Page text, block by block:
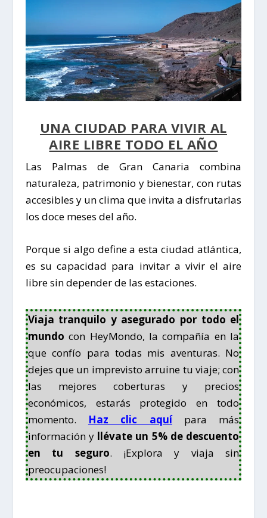
UNA CIUDAD PARA VIVIR AL
AIRE LIBRE TODO EL AÑO
Las Palmas de Gran Canaria combina
naturaleza, patrimonio y bienestar, con rutas
accesibles y un clima que invita a disfrutarlas
los doce meses del año.
Porque si algo define a esta ciudad atlántica,
es su capacidad para invitar a vivir el aire
libresin depender de las estaciones.
Viaja tranquilo y asegurado por todo el
mundo con HeyMondo, la compañía en la
que confío para todas mis aventuras. No
dejes que un imprevisto arruine tu viaje; con
las mejores coberturas y precios
económicos, estarás protegido en todo
momento. Haz clic aquípara más
información yllévate un 5% de descuento
en tu seguro. ¡Explora y viaja sin
preocupaciones!